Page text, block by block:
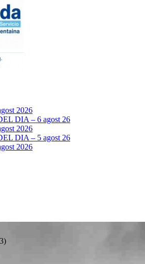
2026
DIA – 6 agost 26
2026
DIA – 5 agost 26
2026